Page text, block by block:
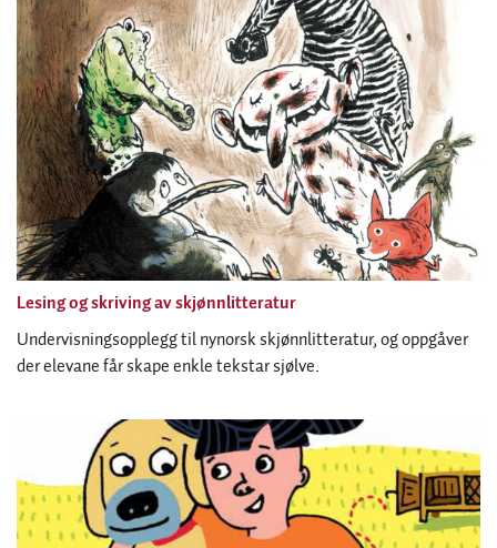
Lesing og skriving av skjønnlitteratur
Undervisningsopplegg til nynorsk skjønnlitteratur, og oppgåver
der elevane får skape enkle tekstar sjølve.